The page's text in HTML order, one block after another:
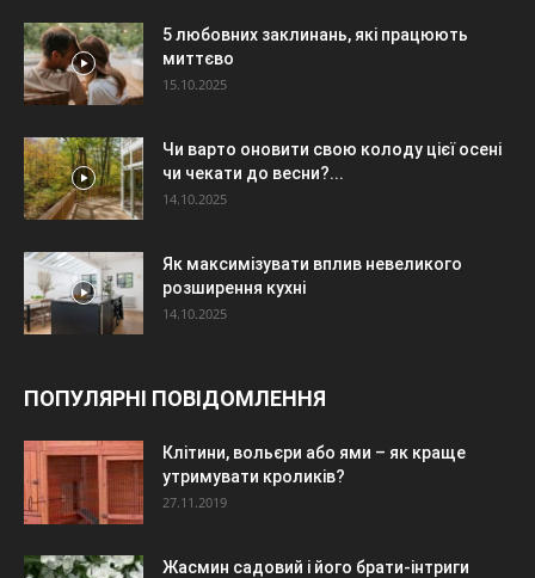
5 любовних заклинань, які працюють
миттєво
15.10.2025
Чи варто оновити свою колоду цієї осені
чи чекати до весни?...
14.10.2025
Як максимізувати вплив невеликого
розширення кухні
14.10.2025
ПОПУЛЯРНІ ПОВІДОМЛЕННЯ
Клітини, вольєри або ями – як краще
утримувати кроликів?
27.11.2019
Жасмин садовий і його брати-інтриги